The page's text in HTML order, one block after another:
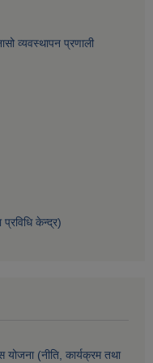
व्यवस्थापन प्रणाली
केन्द्र)
योजना (नीति, कार्यक्रम तथा